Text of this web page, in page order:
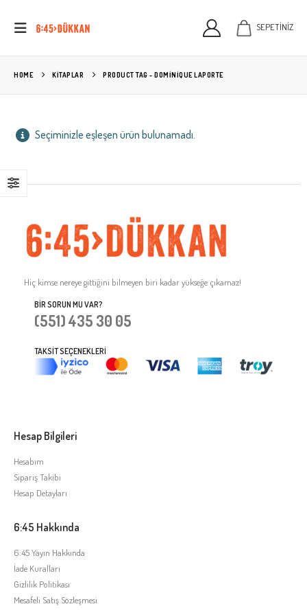
SEPETİNİZ
HOME KITAPLAR PRODUCT TAG - DOMINIQUE LAPORTE
Seçiminizle eşleşen ürün bulunamadı.
Hiç kimse nereye gittiğini bilmeyen biri kadar yükseğe çıkamaz!
BIR SORUN MU VAR?
(551) 435 30 05
TAKSIT SEÇENEKLERI
Hesap Bilgileri
Hesabım
Sipariş Takibi
Hesap Detayları
6:45 Hakkında
6:45 Yayın Hakkında
İade Kuralları
Gizlilik Politikası
Mesafeli Satış Sözleşmesi